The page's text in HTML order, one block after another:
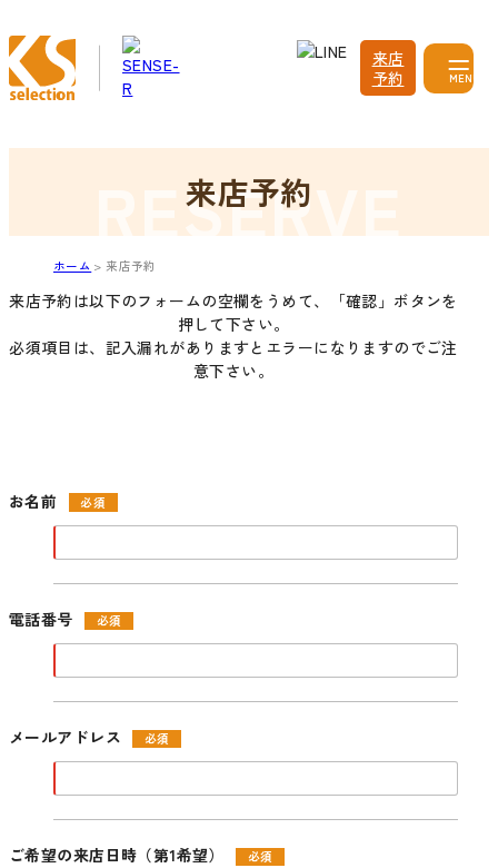
来店
予約
MENU
来店予約
ホーム 来店予約
来店予約は以下のフォームの空欄をうめて、「確認」ボタンを
押して下さい。
必須項目は、記入漏れがありますとエラーになりますのでご注
意下さい。
お名前
電話番号
メールアドレス
ご希望の来店日時（第1希望）